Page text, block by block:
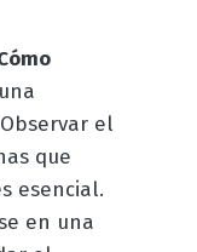
el
que
esencial.
en una